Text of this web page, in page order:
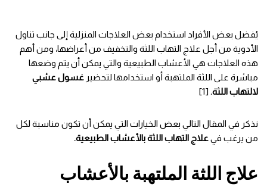
يُفضل بعض الأفراد استخدام بعض العلاجات المنزلية إلى جانب تناول
الأدوية من أجل علاج التهاب اللثة والتخفيف من أعراضها، ومن أهم
هذه العلاجات هي الأعشاب الطبيعية والتي يمكن أن يتم وضعها
مباشرة على اللثة الملتهبة أو استخدامها لتحضير غسول عشبي
لالتهاب اللثة. [1]
نذكر في المقال التالي بعض الخيارات التي يمكن أن تكون مناسبة لكل
من يرغب فيعلاج التهاب اللثة بالأعشاب الطبيعية.
علاج اللثة الملتهبة بالأعشاب